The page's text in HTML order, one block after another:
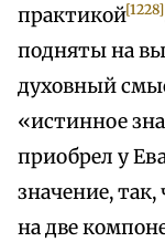
практикой[1228]
подняты на
духовный
«истинное
приобрел у
значение, так,
на две